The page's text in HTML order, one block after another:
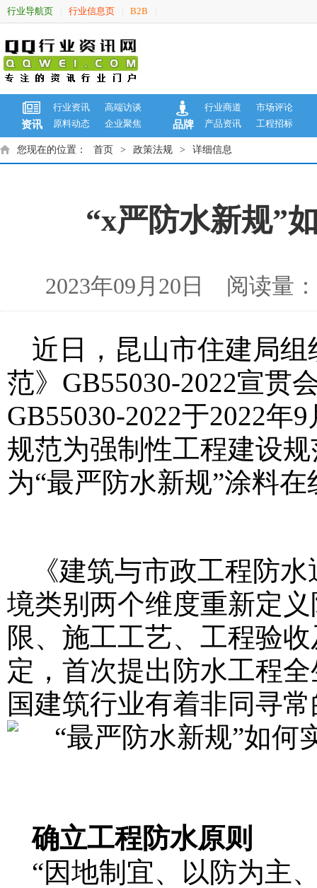
行业导航页 行业信息页 B2B
资讯
行业资讯
高端访谈
原料动态
企业聚焦 品牌
行业商道
市场评论
产品资讯
工程招标
您现在的位置： 首页 > 政策法规 > 详细信息
“x严防水新规”
2023年09月20日 阅读
近日，昆山市住建局
范》GB55030-2022宣贯
GB55030-2022于2022年
规范为强制性工程建设
为“最严防水新规”涂料在
《建筑与市政工程防
境类别两个维度重新定
限、施工工艺、工程验
定，首次提出防水工程
国建筑行业有着非同寻
确立工程防水原则
“因地制宜、以防为主